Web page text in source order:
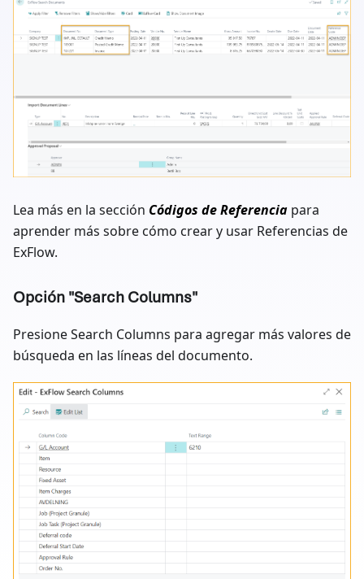
Lea más en la sección Códigos de Referencia para
aprender más sobre cómo crear y usar Referencias de
ExFlow.
Opción "Search Columns"
Presione Search Columns para agregar más valores de
búsqueda en las líneas del documento.